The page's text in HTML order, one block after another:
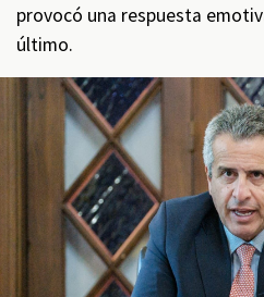
provocó una respuesta
último.